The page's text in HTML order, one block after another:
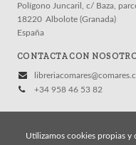
Polígono Juncaril, c/ Baza,
18220 Albolote (Granada)
España
CONTACTA CON
+34 958 46 53 82
Utilizamos cookies propias y